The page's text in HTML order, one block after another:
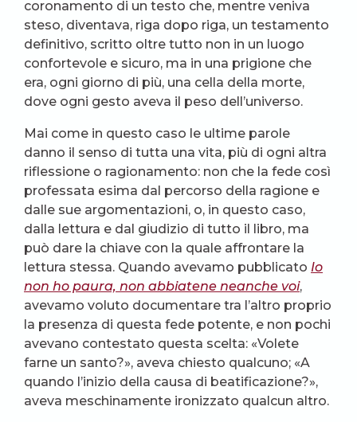
coronamento di un testo che, mentre veniva
steso, diventava, riga dopo riga, un testamento
definitivo, scritto oltre tutto non in un luogo
confortevole e sicuro, ma in una prigione che
era, ogni giorno di più, una cella della morte,
dove ogni gesto aveva il peso dell’universo.
Mai come in questo caso le ultime parole
danno il senso di tutta una vita, più di ogni altra
riflessione o ragionamento: non che la fede così
professata esima dal percorso della ragione e
dalle sue argomentazioni, o, in questo caso,
dalla lettura e dal giudizio di tutto il libro, ma
può dare la chiave con la quale affrontare la
lettura stessa. Quando avevamo pubblicato Io
non ho paura, non abbiatene neanche voi,
avevamo voluto documentare tra l’altro proprio
la presenza di questa fede potente, e non pochi
avevano contestato questa scelta: «Volete
farne un santo?», aveva chiesto qualcuno; «A
quando l’inizio della causa di beatificazione?»,
aveva meschinamente ironizzato qualcun altro.